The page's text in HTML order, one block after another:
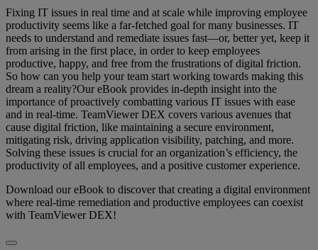
Fixing IT issues in real time and at scale while improving employee
productivity seems like a far-fetched goal for many businesses. IT
needs to understand and remediate issues fast—or, better yet, keep it
from arising in the first place, in order to keep employees
productive, happy, and free from the frustrations of digital friction.
So how can you help your team start working towards making this
dream a reality?Our eBook provides in-depth insight into the
importance of proactively combatting various IT issues with ease
and in real-time. TeamViewer DEX covers various avenues that
cause digital friction, like maintaining a secure environment,
mitigating risk, driving application visibility, patching, and more.
Solving these issues is crucial for an organization’s efficiency, the
productivity of all employees, and a positive customer experience.
Download our eBook to discover that creating a digital environment
where real-time remediation and productive employees can coexist
with TeamViewer DEX!